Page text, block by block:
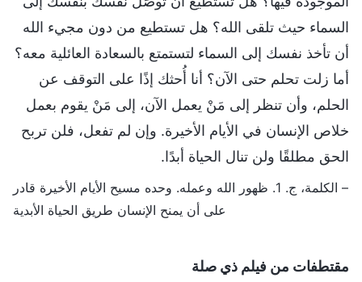
السماء حيث تلقى الله؟ هل تستطيع من دون مجيء الله
أن تأخذ نفسك إلى السماء لتستمتع بالسعادة العائلية معه؟
أما زلت تحلم حتى الآن؟ أنا أُحثك إذًا على التوقف عن
الحلم، وأن تنظر إلى مَنْ يعمل الآن، إلى مَنْ يقوم بعمل
خلاص الإنسان في الأيام الأخيرة. وإن لم تفعل، فلن تربح
الحق مطلقًا ولن تنال الحياة أبدًا.
– الكلمة، ج. 1. ظهور الله وعمله. وحده مسيح الأيام الأخيرة قادر
على أن يمنح الإنسان طريق الحياة الأبدية
مقتطفات من فيلم ذي صلة